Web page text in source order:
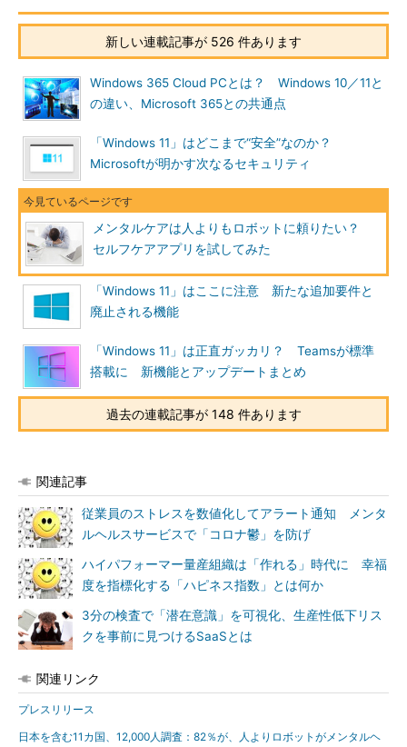
新しい連載記事が 526 件あります
Windows 365 Cloud PCとは？ Windows 10／11と
の違い、Microsoft 365との共通点
「Windows 11」はどこまで“安全”なのか？
Microsoftが明かす次なるセキュリティ
メンタルケアは人よりもロボットに頼りたい？
セルフケアアプリを試してみた
「Windows 11」はここに注意 新たな追加要件と
廃止される機能
「Windows 11」は正直ガッカリ？ Teamsが標準
搭載に 新機能とアップデートまとめ
過去の連載記事が 148 件あります
関連記事
従業員のストレスを数値化してアラート通知 メンタ
ルヘルスサービスで「コロナ鬱」を防げ
ハイパフォーマー量産組織は「作れる」時代に 幸福
度を指標化する「ハピネス指数」とは何か
3分の検査で「潜在意識」を可視化、生産性低下リス
クを事前に見つけるSaaSとは
関連リンク
プレスリリース
日本を含む11カ国、12,000人調査：82％が、人よりロボットがメンタルヘ